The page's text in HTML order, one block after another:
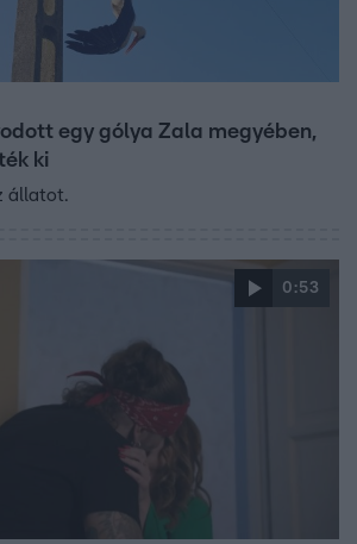
egy gólya Zala megyében,
ki
állatot.
0:53